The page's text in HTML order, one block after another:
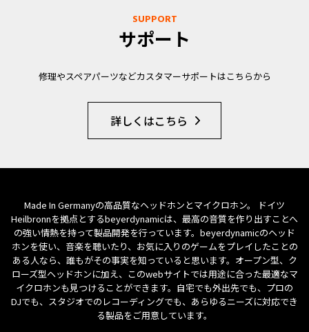
SUPPORT
サポート
修理やスペアパーツなどカスタマーサポートはこちらから
詳しくはこちら
Made In Germanyの高品質なヘッドホンとマイクロホン。 ドイツ
Heilbronnを拠点とするbeyerdynamicは、最高の音質を作り出すことへ
の強い情熱を持って製品開発を行っています。beyerdynamicのヘッド
ホンを使い、音楽を聴いたり、お気に入りのゲームをプレイしたことの
ある人なら、誰もがその事実を知っていると思います。オープン型、ク
ローズ型ヘッドホンに加え、このwebサイトでは用途に合った最適なマ
イクロホンも見つけることができます。自宅でも外出先でも、プロの
DJでも、スタジオでのレコーディングでも、あらゆるニーズに対応でき
る製品をご用意しています。